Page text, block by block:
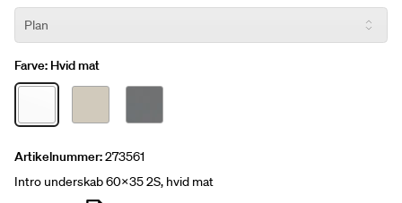
Farve: Hvid mat
Artikelnummer:273561
Intro underskab 60x35 2S, hvid mat